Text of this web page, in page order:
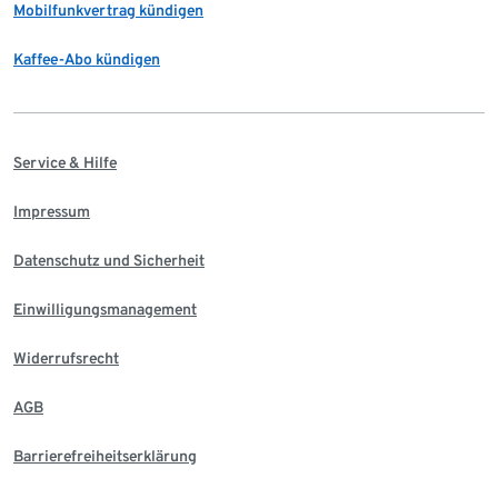
Mobilfunkvertrag kündigen
Kaffee-Abo kündigen
Service & Hilfe
Impressum
Datenschutz und Sicherheit
Einwilligungsmanagement
Widerrufsrecht
AGB
Barrierefreiheitserklärung